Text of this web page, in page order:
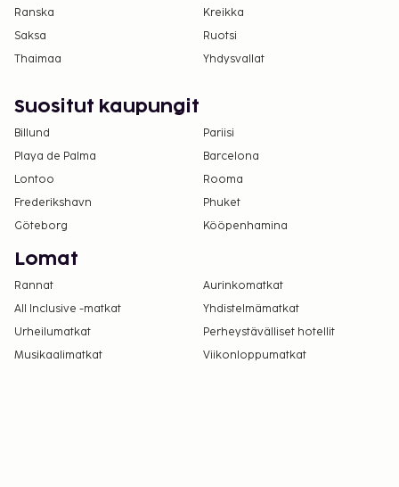
Ranska
Kreikka
Saksa
Ruotsi
Thaimaa
Yhdysvallat
Suositut kaupungit
Billund
Pariisi
Playa de Palma
Barcelona
Lontoo
Rooma
Frederikshavn
Phuket
Göteborg
Kööpenhamina
Lomat
Rannat
Aurinkomatkat
All Inclusive -matkat
Yhdistelmämatkat
Urheilumatkat
Perheystävälliset hotellit
Musikaalimatkat
Viikonloppumatkat